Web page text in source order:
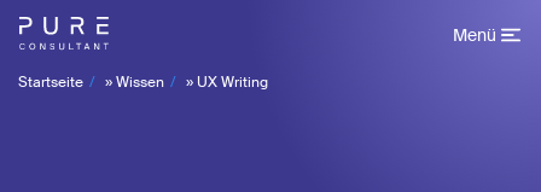
Menü
Startseite »Wissen » UX Writing